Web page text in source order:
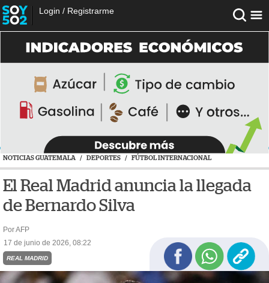
Login / Registrarme
NOTICIAS GUATEMALA / DEPORTES / FÚTBOL INTERNACIONAL
El Real Madrid anuncia la llegada
de Bernardo Silva
Por AFP
17 de junio de 2026, 08:22
REAL MADRID